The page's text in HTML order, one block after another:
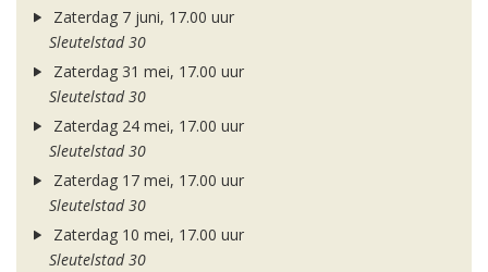
Zaterdag 7 juni, 17.00 uur
Sleutelstad 30
Zaterdag 31 mei, 17.00 uur
Sleutelstad 30
Zaterdag 24 mei, 17.00 uur
Sleutelstad 30
Zaterdag 17 mei, 17.00 uur
Sleutelstad 30
Zaterdag 10 mei, 17.00 uur
Sleutelstad 30